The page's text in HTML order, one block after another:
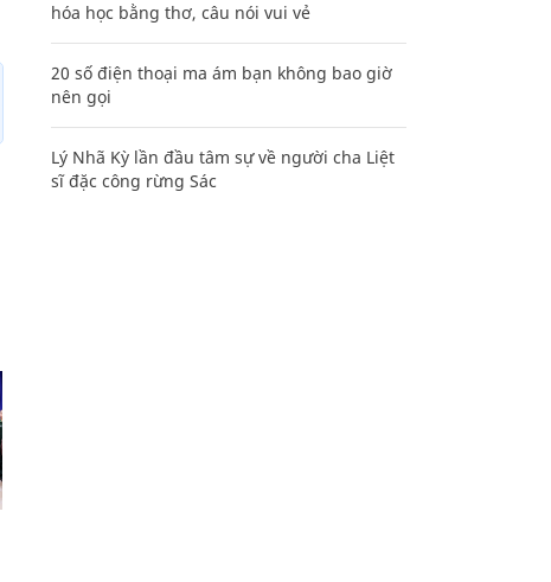
hóa học bằng thơ, câu nói vui vẻ
20 số điện thoại ma ám bạn không bao giờ
nên gọi
Lý Nhã Kỳ lần đầu tâm sự về người cha Liệt
sĩ đặc công rừng Sác